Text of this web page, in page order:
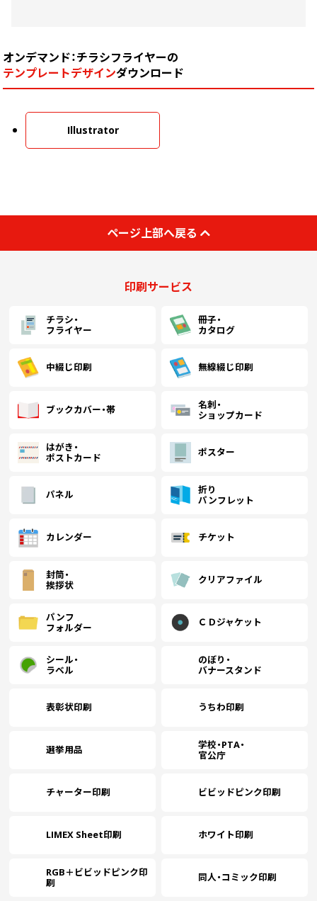
オンデマンド：チラシフライヤーの
テンプレートデザインダウンロード
Illustrator
ページ上部へ戻る
印刷サービス
チラシ・
フライヤー
冊子・
カタログ
中綴じ印刷 無線綴じ印刷
ブックカバー・帯
名刺・
ショップカード
はがき・
ポストカード
ポスター
パネル
折り
パンフレット
カレンダー チケット
封筒・
挨拶状
クリアファイル
パンフ
フォルダー
ＣＤジャケット
シール・
ラベル
のぼり・
バナースタンド
表彰状印刷 うちわ印刷
選挙用品
学校・PTA・
官公庁
チャーター印刷 ビビッドピンク印刷
LIMEX Sheet印刷 ホワイト印刷
RGB＋ビビッドピンク印
刷
同人・コミック印刷